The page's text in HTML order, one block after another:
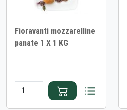
Fioravanti mozzarelline
panate 1 X 1 KG